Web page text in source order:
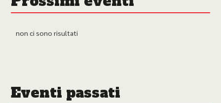
non ci sono risultati
Eventi passati